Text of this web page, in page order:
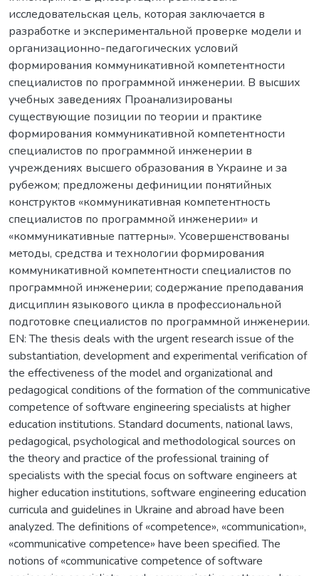
исследовательская цель, которая заключается в
разработке и экспериментальной проверке модели и
организационно-педагогических условий
формирования коммуникативной компетентности
специалистов по программной инженерии. В высших
учебных заведениях Проанализированы
существующие позиции по теории и практике
формирования коммуникативной компетентности
специалистов по программной инженерии в
учреждениях высшего образования в Украине и за
рубежом; предложены дефиниции понятийных
конструктов «коммуникативная компетентность
специалистов по программной инженерии» и
«коммуникативные паттерны». Усовершенствованы
методы, средства и технологии формирования
коммуникативной компетентности специалистов по
программной инженерии; содержание преподавания
дисциплин языкового цикла в профессиональной
подготовке специалистов по программной инженерии.
EN: The thesis deals with the urgent research issue of the
substantiation, development and experimental verification of
the effectiveness of the model and organizational and
pedagogical conditions of the formation of the communicative
competence of software engineering specialists at higher
education institutions. Standard documents, national laws,
pedagogical, psychological and methodological sources on
the theory and practice of the professional training of
specialists with the special focus on software engineers at
higher education institutions, software engineering education
curricula and guidelines in Ukraine and abroad have been
analyzed. The definitions of «competence», «communication»,
«communicative competence» have been specified. The
notions of «communicative competence of software